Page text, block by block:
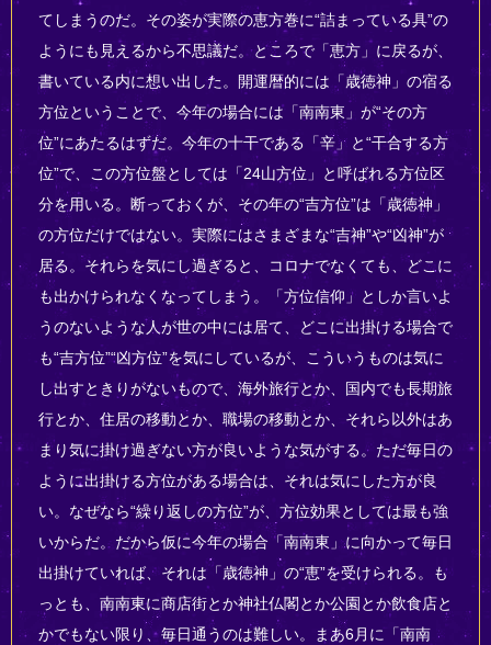
てしまうのだ。その姿が実際の恵方巻に“詰まっている具”の
ようにも見えるから不思議だ。ところで「恵方」に戻るが、
書いている内に想い出した。開運暦的には「歳徳神」の宿る
方位ということで、今年の場合には「南南東」が“その方
位”にあたるはずだ。今年の十干である「辛」と“干合する方
位”で、この方位盤としては「24山方位」と呼ばれる方位区
分を用いる。断っておくが、その年の“吉方位”は「歳徳神」
の方位だけではない。実際にはさまざまな“吉神”や“凶神”が
居る。それらを気にし過ぎると、コロナでなくても、どこに
も出かけられなくなってしまう。「方位信仰」としか言いよ
うのないような人が世の中には居て、どこに出掛ける場合で
も“吉方位”“凶方位”を気にしているが、こういうものは気に
し出すときりがないもので、海外旅行とか、国内でも長期旅
行とか、住居の移動とか、職場の移動とか、それら以外はあ
まり気に掛け過ぎない方が良いような気がする。ただ毎日の
ように出掛ける方位がある場合は、それは気にした方が良
い。なぜなら“繰り返しの方位”が、方位効果としては最も強
いからだ。だから仮に今年の場合「南南東」に向かって毎日
出掛けていれば、それは「歳徳神」の“恵”を受けられる。も
っとも、南南東に商店街とか神社仏閣とか公園とか飲食店と
かでもない限り、毎日通うのは難しい。まあ6月に「南南